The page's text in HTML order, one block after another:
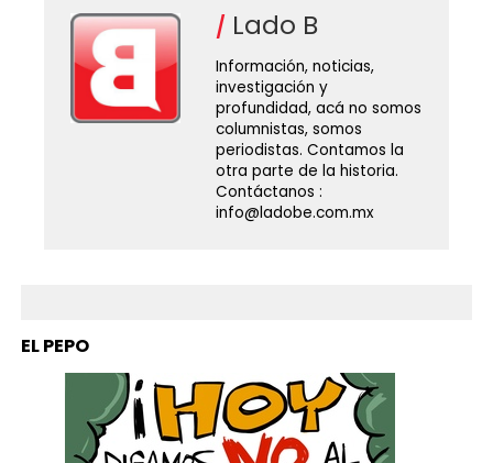
Lado B
Información, noticias,
investigación y
profundidad, acá no somos
columnistas, somos
periodistas. Contamos la
otra parte de la historia.
Contáctanos :
info@ladobe.com.mx
EL PEPO